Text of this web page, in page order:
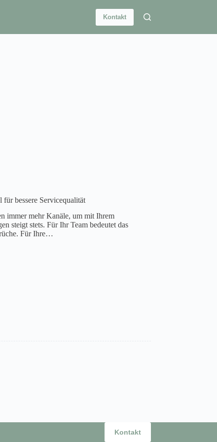
Kontakt
bessere Servicequalität
immer mehr Kanäle, um mit Ihrem
steigt stets. Für Ihr Team bedeutet das
Für Ihre…
Kontakt